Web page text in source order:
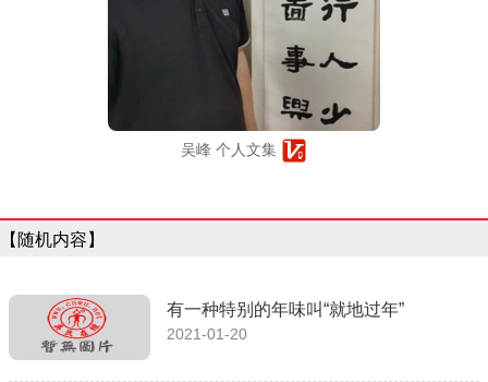
吴峰 个人文集
【随机内容】
有一种特别的年味叫“就地过年”
2021-01-20